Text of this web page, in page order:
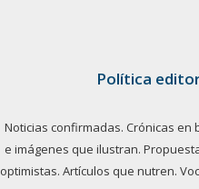
Política
Noticias confirmadas. Crónicas en
e imágenes que ilustran.
optimistas. Artículos que nutren.